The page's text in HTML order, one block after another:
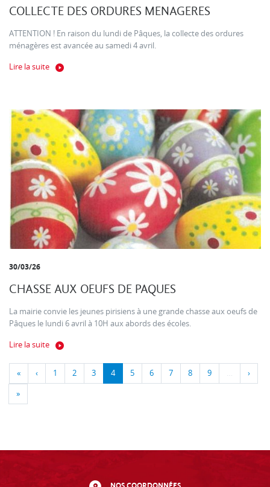
COLLECTE DES ORDURES MENAGERES
ATTENTION ! En raison du lundi de Pâques, la collecte des ordures
ménagères est avancée au samedi 4 avril.
Lire la suite
30/03/26
CHASSE AUX OEUFS DE PAQUES
La mairie convie les jeunes pirisiens à une grande chasse aux oeufs de
Pâques le lundi 6 avril à 10H aux abords des écoles.
Lire la suite
« ‹ 1 2 3 4 5 6 7 8 9 … ›
»